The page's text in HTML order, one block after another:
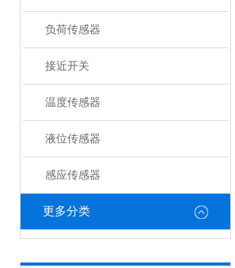
负荷传感器
接近开关
温度传感器
液位传感器
感应传感器
更多分类